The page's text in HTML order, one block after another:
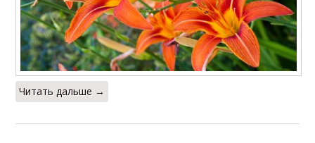
Читать дальше →